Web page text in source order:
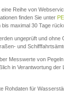
Reihe von
finden Sie unter
maximal 30 Tage
ungeprüft und ohne
und
Messwerte von
in Verantwortung
Rohdaten für